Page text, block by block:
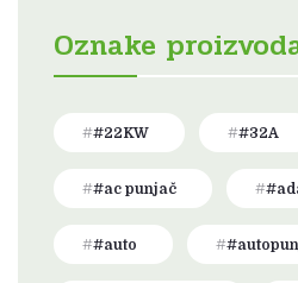
Oznake
#22KW #32A
#ac punjač
#auto